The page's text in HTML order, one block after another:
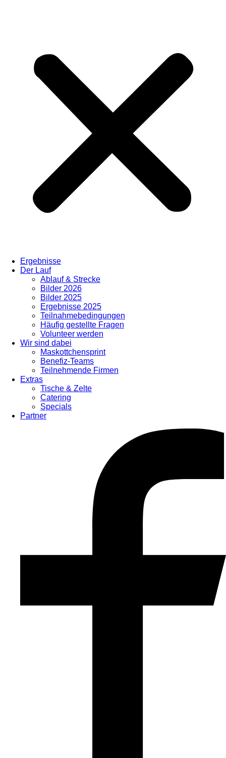
Ergebnisse
Der Lauf
Ablauf & Strecke
Bilder 2026
Bilder 2025
Ergebnisse 2025
Teilnahmebedingungen
Häufig gestellte Fragen
Volunteer werden
Wir sind dabei
Maskottchensprint
Benefiz-Teams
Teilnehmende Firmen
Extras
Tische & Zelte
Catering
Specials
Partner